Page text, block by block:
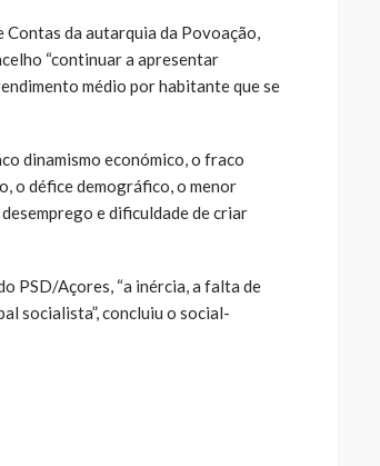
da autarquia da Povoação,
“continuar a apresentar
médio por habitante que se
dinamismo económico, o fraco
o défice demográfico, o menor
e dificuldade de criar
PSD/Açores, “a inércia, a falta de
socialista”, concluiu o social-